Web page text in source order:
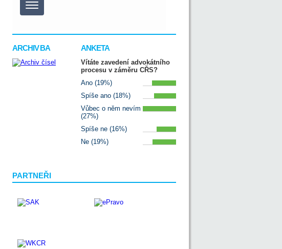
ARCHIV BA ANKETA
Vítáte zavedení advokátního
procesu v záměru CŘS?
Ano (19%)
Spíše ano (18%)
Vůbec o něm nevím
(27%)
Spíše ne (16%)
Ne (19%)
PARTNEŘI